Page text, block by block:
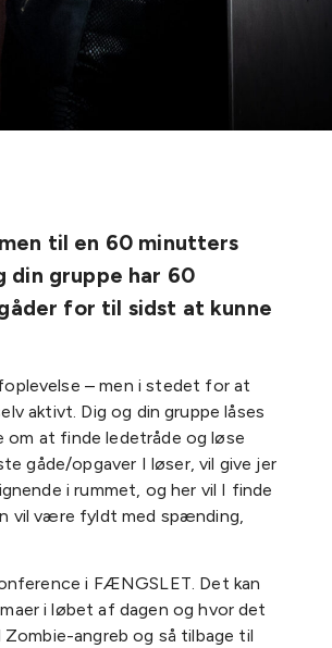
til en 60 minutters
din gruppe har 60
for til sidst at kunne
– men i stedet for at
aktivt. Dig og din gruppe låses
om at finde ledetråde og løse
gåde/opgaver I løser, vil give jer
i rummet, og her vil I finde
vil være fyldt med spænding,
i FÆNGSLET. Det kan
i løbet af dagen og hvor det
angreb og så tilbage til